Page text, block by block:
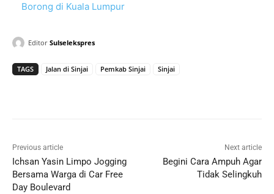
Borong di Kuala Lumpur
Editor Sulselekspres
TAGS Jalan di Sinjai Pemkab Sinjai Sinjai
Previous article
Ichsan Yasin Limpo Jogging
Bersama Warga di Car Free
Day Boulevard
Next article
Begini Cara Ampuh Agar
Tidak Selingkuh